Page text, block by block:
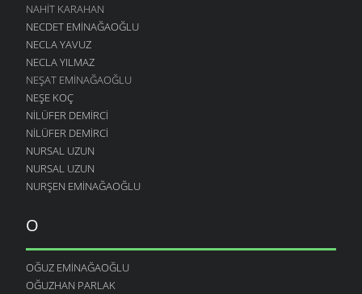
NAHIT KARAHAN
NECDET EMINAĞAOĞLU
NECLA YAVUZ
NECLA YILMAZ
NEŞAT EMINAĞAOĞLU
NEŞE KOÇ
NILÜFER DEMIRCI
NILÜFER DEMIRCI
NURSAL UZUN
NURSAL UZUN
NURŞEN EMINAĞAOĞLU
O
OĞUZ EMINAĞAOĞLU
OĞUZHAN PARLAK